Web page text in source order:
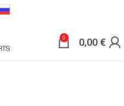
0 0,00 €